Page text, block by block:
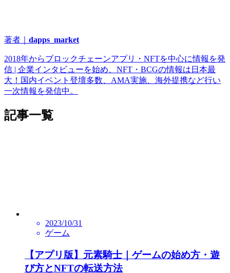
著者｜ dapps_market
2018年からブロックチェーンアプリ・NFTを中心に情報を発
信 | 企業インタビューを始め、NFT・BCGの情報は日本最
大！国内イベント登壇多数、AMA実施、海外提携など行い
一次情報を発信中。
記事一覧
2023/10/31
ゲーム
【アプリ版】元素騎士｜ゲームの始め方・遊
び方とNFTの転送方法